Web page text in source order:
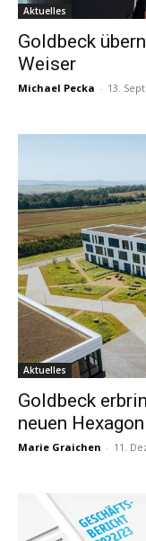
Aktuelles
Goldbeck
Weiser
Michael Pecka - 13.
Aktuelles
Goldbeck
neuen
Marie Graichen - 11.